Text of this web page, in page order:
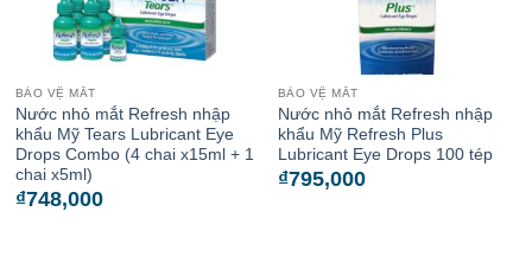
BẢO VỆ MẮT
Nước nhỏ mắt Refresh nhập
khẩu Mỹ Tears Lubricant Eye
Drops Combo (4 chai x15ml + 1
chai x5ml)
₫748,000
BẢO VỆ MẮT
Nước nhỏ mắt Refresh nhập
khẩu Mỹ Refresh Plus
Lubricant Eye Drops 100 tép
₫795,000